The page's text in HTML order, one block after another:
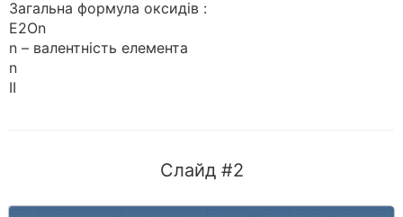
Загальна формула оксидів :
E2On
n – валентність елемента
n
II
Слайд #2